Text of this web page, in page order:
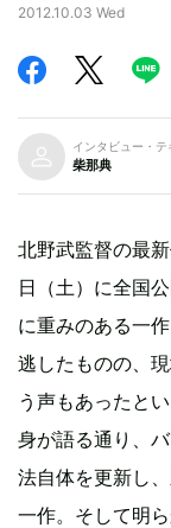
2012.10.03 Wed
インタビュー・
柴那典
北野武監督の最
日（土）に全国
に重みのある一
逃したものの、
う声もあったと
身が語る通り、
法自体を更新し
一作。そして明